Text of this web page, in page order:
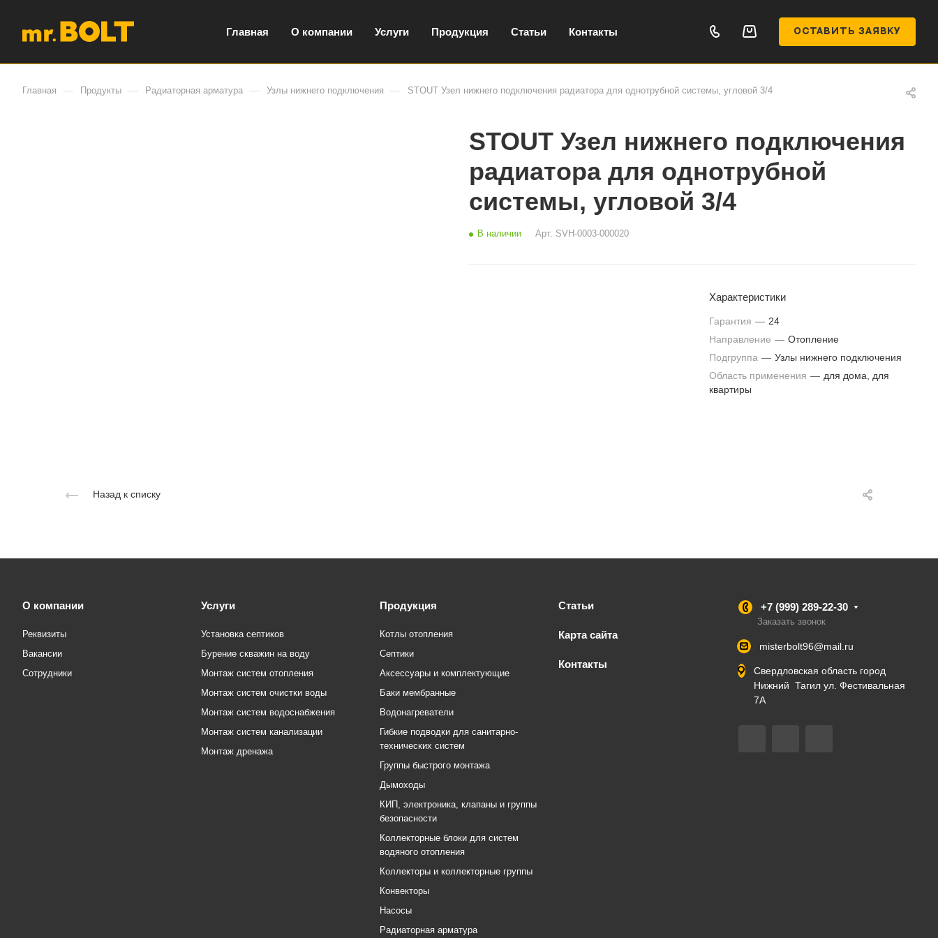
Главная О компании Услуги Продукция Статьи Контакты ОСТАВИТЬ ЗАЯВКУ
Главная — Продукты — Радиаторная арматура — Узлы нижнего подключения — STOUT Узел нижнего подключения радиатора для однотрубной системы, угловой 3/4
STOUT Узел нижнего подключения
радиатора для однотрубной
системы, угловой 3/4
В наличии Арт. SVH-0003-000020
Характеристики
Гарантия — 24
Направление — Отопление
Подгруппа — Узлы нижнего подключения
Область применения — для дома, для
квартиры
Назад к списку
О компании
Реквизиты
Вакансии
Сотрудники
Услуги
Установка септиков
Бурение скважин на воду
Монтаж систем отопления
Монтаж систем очистки воды
Монтаж систем водоснабжения
Монтаж систем канализации
Монтаж дренажа
Продукция
Котлы отопления
Септики
Аксессуары и комплектующие
Баки мембранные
Водонагреватели
Гибкие подводки для санитарно-
технических систем
Группы быстрого монтажа
Дымоходы
КИП, электроника, клапаны и группы
безопасности
Коллекторные блоки для систем
водяного отопления
Коллекторы и коллекторные группы
Конвекторы
Насосы
Радиаторная арматура
Статьи
Карта сайта
Контакты
+7 (999) 289-22-30
Заказать звонок
misterbolt96@mail.ru
Свердловская область город
Нижний Тагил ул. Фестивальная
7А